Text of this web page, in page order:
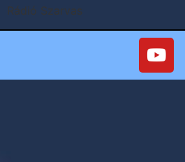
Rádió Szarvas